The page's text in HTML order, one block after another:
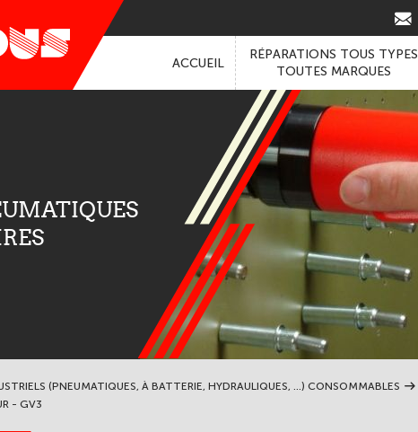
ACCUEIL
RÉPARATIONS TOUS TYPES
TOUTES MARQUES
(PNEUMATIQUES, À BATTERIE, HYDRAULIQUES, ...) CONSOMMABLES
- GV3